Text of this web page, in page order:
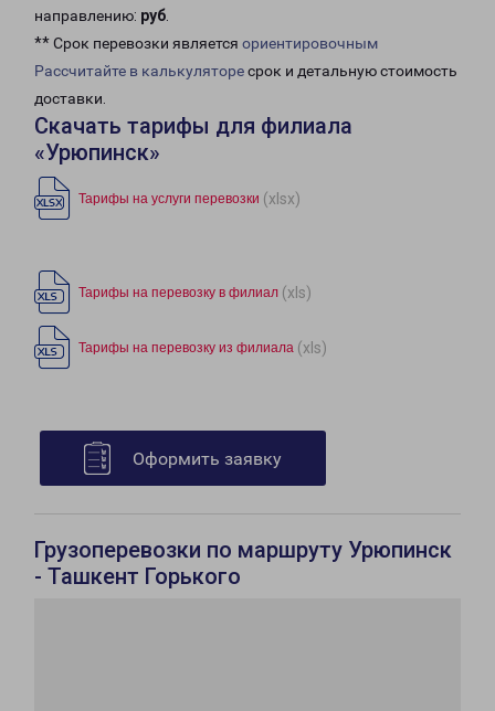
направлению: руб.
** Срок перевозки является ориентировочным
Рассчитайте в калькуляторесрок и детальную стоимость
доставки.
Скачать тарифы для филиала
«Урюпинск»
Тарифы на услуги перевозки (xlsx)
Тарифы на перевозку в филиал (xls)
Тарифы на перевозку из филиала (xls)
Оформить заявку
Грузоперевозки по маршруту Урюпинск
- Ташкент Горького